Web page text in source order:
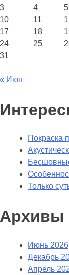
3
4 5
10
11
17
18
24
25
31
« Июн
Покраска
Только
Архивы
Июнь 2026
Декабрь
Апрель